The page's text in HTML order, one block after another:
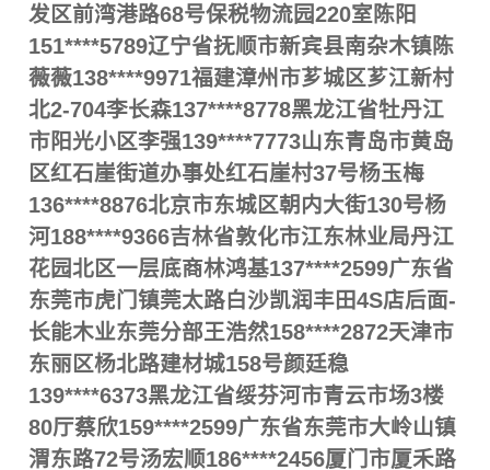
发区前湾港路68号保税物流园220室陈阳
151****5789辽宁省抚顺市新宾县南杂木镇陈
薇薇138****9971福建漳州市芗城区芗江新村
北2-704李长森137****8778黑龙江省牡丹江
市阳光小区李强139****7773山东青岛市黄岛
区红石崖街道办事处红石崖村37号杨玉梅
136****8876北京市东城区朝内大街130号杨
河188****9366吉林省敦化市江东林业局丹江
花园北区一层底商林鸿基137****2599广东省
东莞市虎门镇莞太路白沙凯润丰田4S店后面-
长能木业东莞分部王浩然158****2872天津市
东丽区杨北路建材城158号颜廷稳
139****6373黑龙江省绥芬河市青云市场3楼
80厅蔡欣159****2599广东省东莞市大岭山镇
渭东路72号汤宏顺186****2456厦门市厦禾路